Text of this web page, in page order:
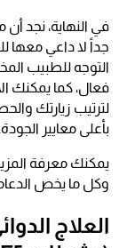
في النهاية، نجد
جداً لا داعي معها
التوجه للطبيب
فعال، كما يمكنك
لترتيب زيارتك
بأعلى معايير الجودة.
يمكنك معرفة
وكل ما يخص
العلاج